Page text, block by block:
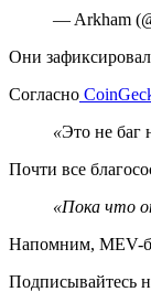
— Arkham
Они
Согласно
«Это не баг
Почти все
«Пока что
Напомним, МEV-
Подписывайтесь